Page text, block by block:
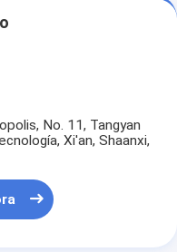
No. 11, Tangyan
Xi'an, Shaanxi,